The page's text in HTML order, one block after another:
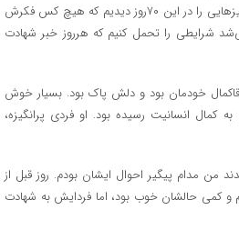
وزرای خارجه شهید، اظهار داشت: ‌چیزهایی را در این ۷۰روز دیدیم که هیچ کس فکرش
شرایطی را تحمل کنیم که هرروز خبر شهادت
خودمان بود و دلش پاک بود. بسیار خوش
کمال انسانیت رسیده بود. او فردی پرانگیزه،
من مدام پیگیر احوال ایشان بودم. روز قبل از
کمی حالشان خوب بود، اما فردایش به شهادت